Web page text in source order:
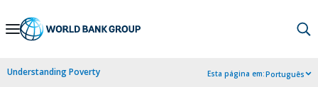
Skip
Navigation
Understanding Poverty Esta página em:Português